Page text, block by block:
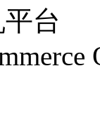
台